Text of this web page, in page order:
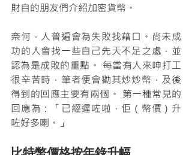
財自的朋友們介紹加密貨幣。
奈何，人普遍會為失敗找藉口。尚未成
功的人會找一些自己先天不足之處，並
認為是成敗的重點。 每當有人來呻打工
很辛苦時，筆者便會勸其炒炒幣，及後
得到的回應主要有兩個。 第一種常見的
回應為：「已經遲咗啦，佢（幣價）升
咗好多喇。」